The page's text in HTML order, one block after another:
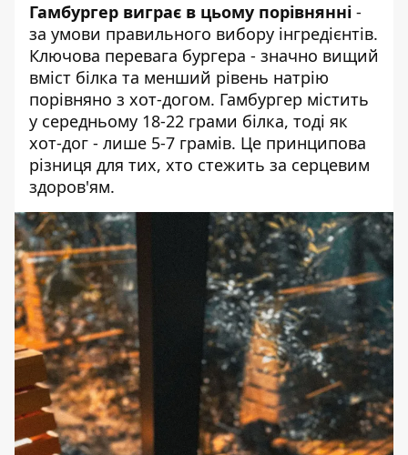
Гамбургер виграє в цьому порівнянні -
за умови правильного вибору інгредієнтів.
Ключова перевага бургера - значно вищий
вміст білка та менший рівень натрію
порівняно з хот-догом. Гамбургер містить
у середньому 18-22 грами білка, тоді як
хот-дог - лише 5-7 грамів. Це принципова
різниця для тих, хто стежить за серцевим
здоров'ям.